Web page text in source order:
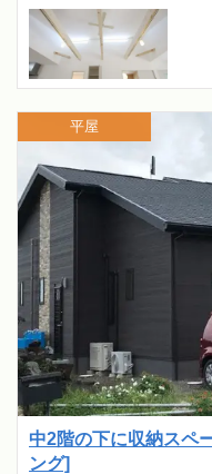
中2階の下に収納スペ
ング]
平屋